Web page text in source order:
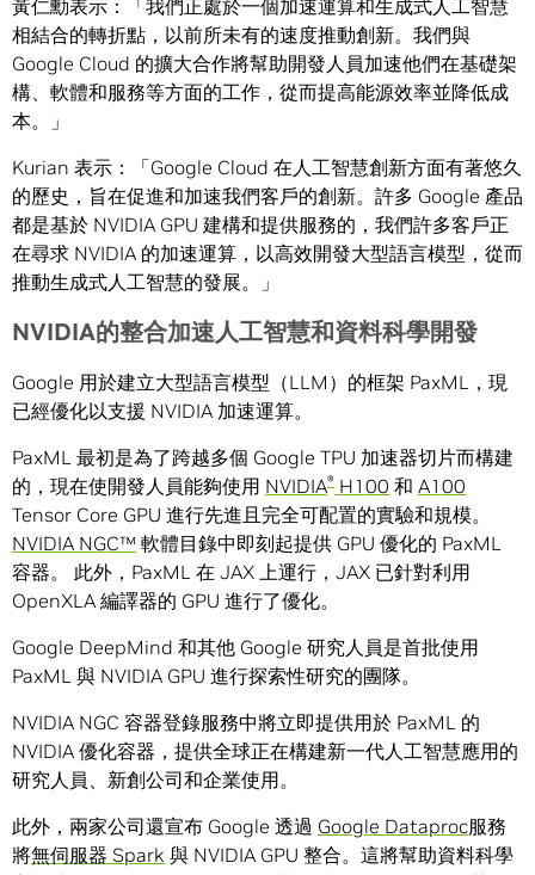
黃仁勳表示：「我們正處於一個加速運算和生成式人工智慧
相結合的轉折點，以前所未有的速度推動創新。我們與
Google Cloud 的擴大合作將幫助開發人員加速他們在基礎架
構、軟體和服務等方面的工作，從而提高能源效率並降低成
本。」
Kurian 表示：「Google Cloud 在人工智慧創新方面有著悠久
的歷史，旨在促進和加速我們客戶的創新。許多 Google 產品
都是基於 NVIDIA GPU 建構和提供服務的，我們許多客戶正
在尋求 NVIDIA 的加速運算，以高效開發大型語言模型，從而
推動生成式人工智慧的發展。」
NVIDIA的整合加速人工智慧和資料科學開發
Google 用於建立大型語言模型（LLM）的框架 PaxML，現
已經優化以支援 NVIDIA 加速運算。
PaxML 最初是為了跨越多個 Google TPU 加速器切片而構建
的，現在使開發人員能夠使用 NVIDIA® H100 和 A100
Tensor Core GPU 進行先進且完全可配置的實驗和規模。
NVIDIA NGC™ 軟體目錄中即刻起提供 GPU 優化的 PaxML
容器。 此外，PaxML 在 JAX 上運行，JAX 已針對利用
OpenXLA 編譯器的 GPU 進行了優化。
Google DeepMind 和其他 Google 研究人員是首批使用
PaxML 與 NVIDIA GPU 進行探索性研究的團隊。
NVIDIA NGC 容器登錄服務中將立即提供用於 PaxML 的
NVIDIA 優化容器，提供全球正在構建新一代人工智慧應用的
研究人員、新創公司和企業使用。
此外，兩家公司還宣布 Google 透過 Google Dataproc服務
將無伺服器 Spark 與 NVIDIA GPU 整合。這將幫助資料科學